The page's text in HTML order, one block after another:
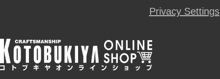
Privacy Settings